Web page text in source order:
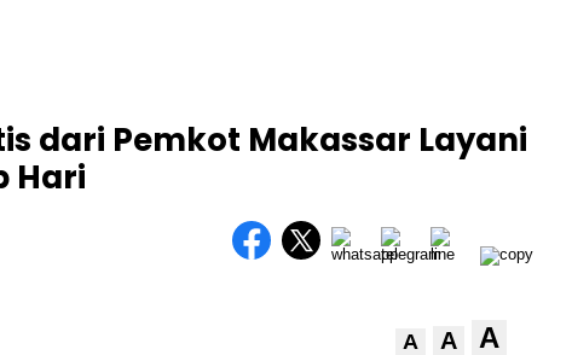
dari Pemkot Makassar Layani
Hari
A A A